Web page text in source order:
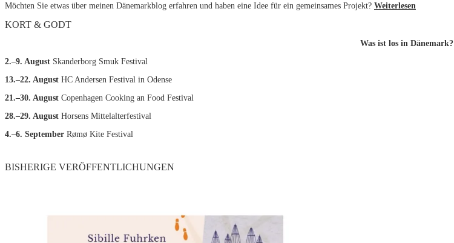
Möchten Sie etwas über meinen Dänemarkblog erfahren und haben eine Idee für ein gemeinsames Projekt? Weiterlesen
KORT & GODT
Was ist los in Dänemark?
2.–9. August Skanderborg Smuk Festival
13.–22. August HC Andersen Festival in Odense
21.–30. August Copenhagen Cooking an Food Festival
28.–29. August Horsens Mittelalterfestival
4.–6. September Rømø Kite Festival
BISHERIGE VERÖFFENTLICHUNGEN